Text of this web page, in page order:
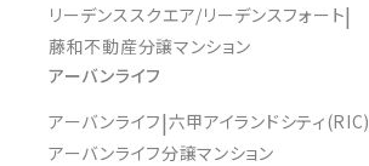
リーデンススクエア/リーデンスフォート
藤和不動産分譲マンション
アーバンライフ
アーバンライフ 六甲アイランドシティ(RIC)
アーバンライフ分譲マンション